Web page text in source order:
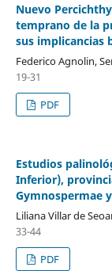
Nuevo
temprano de la
sus implicancias
Federico Agnolin,
19-31
PDF
Estudios
Inferior),
Gymnospermae
Liliana Villar de
33-44
PDF